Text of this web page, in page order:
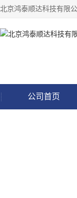
公司首页